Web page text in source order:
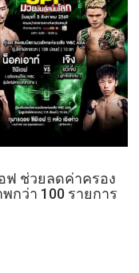
ฟ ช่วยลดค่าครอง
ว่า 100 รายการ